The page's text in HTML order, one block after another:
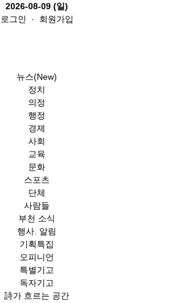
2026-08-09 (일)
로그인 · 회원가입
뉴스(New)
정치
의정
행정
경제
사회
교육
문화
스포츠
단체
사람들
부천 소식
행사. 알림
기획특집
오피니언
특별기고
독자기고
詩가 흐르는 공간